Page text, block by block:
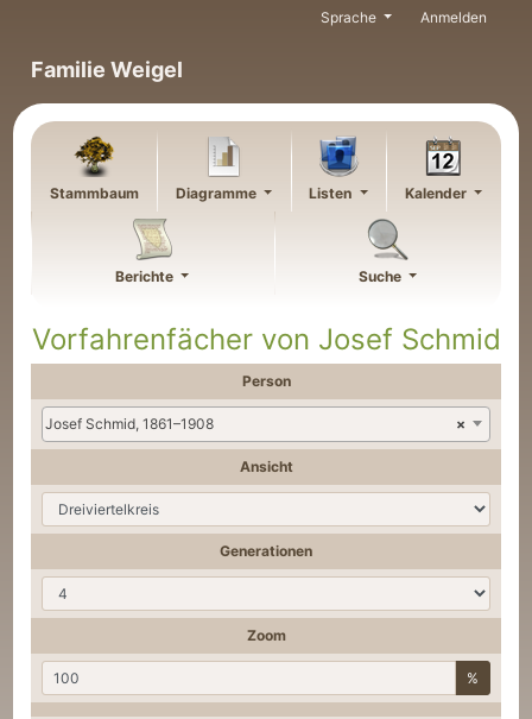
Familie Weigel
Sprache Anmelden
Stammbaum Diagramme Listen Kalender
Berichte Suche
Vorfahrenfächer von Josef Schmid
Person
×
Josef Schmid, 1861–1908
Ansicht
Generationen
Zoom
%